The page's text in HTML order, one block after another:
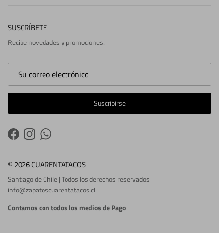
SUSCRÍBETE
Recibe novedades y promociones.
Suscribirse
FacebookInstagramWhatsApp
© 2026 CUARENTATACOS
Santiago de Chile | Todos los derechos reservados
info@zapatoscuarentatacos.cl
Contamos con todos los medios de Pago